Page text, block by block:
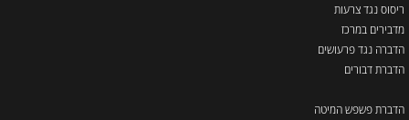
ריסוס נגד צרעות
מדבירים במרכז
הדברה נגד פרעושים
הדברת דבורים
הדברת פשפש המיטה